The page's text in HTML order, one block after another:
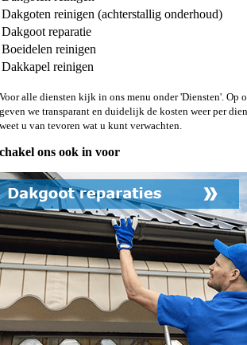
Dakgoten reinigen (achterstallig onderhoud)
Dakgoot reparatie
Boeidelen reinigen
Dakkapel reinigen
Voor alle diensten kijk in ons menu onder 'Diensten'. Op
geven we transparant en duidelijk de kosten weer per
weet u van tevoren wat u kunt verwachten.
ons ook in voor